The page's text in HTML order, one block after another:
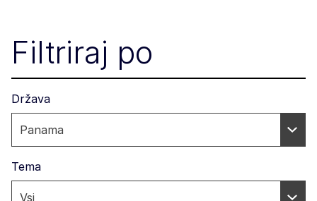
Filtriraj po
Država
Tema